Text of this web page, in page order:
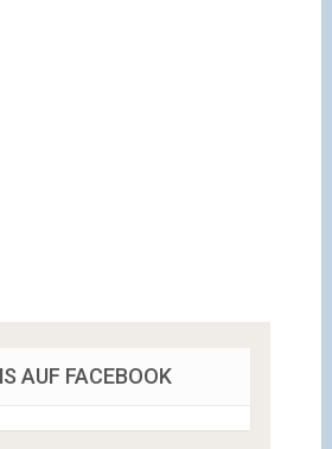
AUF FACEBOOK